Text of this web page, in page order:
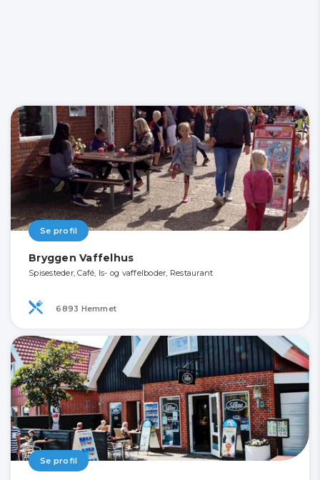
Se profil
Bryggen Vaffelhus
Spisesteder, Café, Is- og vaffelboder, Restaurant
6893 Hemmet
Se profil